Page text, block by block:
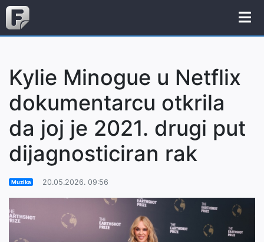
Kylie Minogue u Netflix
dokumentarcu otkrila
da joj je 2021. drugi put
dijagnosticiran rak
Muzika 20.05.2026. 09:56